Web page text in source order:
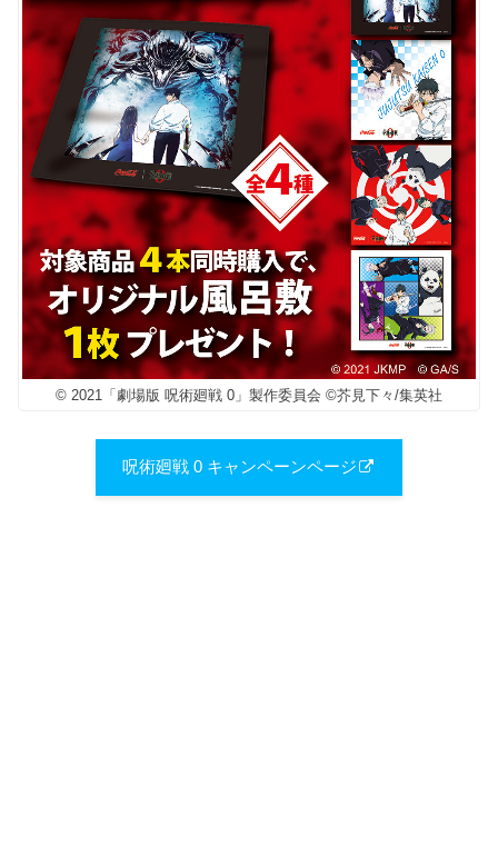
© 2021「劇場版 呪術廻戦 0」製作委員会 ©芥見下々/集英社
呪術廻戦 0 キャンペーンページ